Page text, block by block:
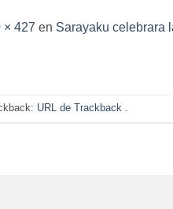
× 427 en Sarayaku celebrara
URL de Trackback .